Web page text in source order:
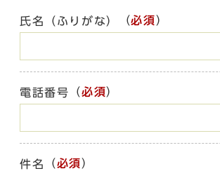
氏名（ふりがな） （必須）
電話番号 （必須）
件名 （必須）